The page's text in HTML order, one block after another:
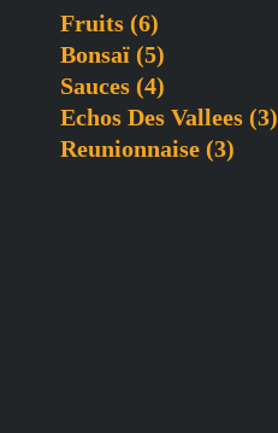
Fruits (6)
Bonsaï (5)
Sauces (4)
Echos Des Vallees (3)
Reunionnaise (3)